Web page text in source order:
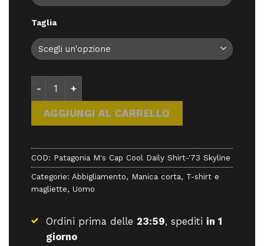
Taglia
AGGIUNGI AL CARRELLO
COD: Patagonia M's Cap Cool Daily Shirt-'73 Skyline
Categorie: Abbigliamento, Manica corta, T-shirt e
magliette, Uomo
Ordini prima delle 23:59, spediti in 1
giorno